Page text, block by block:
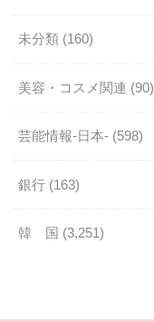
未分類 (160)
美容・コスメ関連 (90)
芸能情報-日本- (598)
銀行 (163)
韓 国 (3,251)